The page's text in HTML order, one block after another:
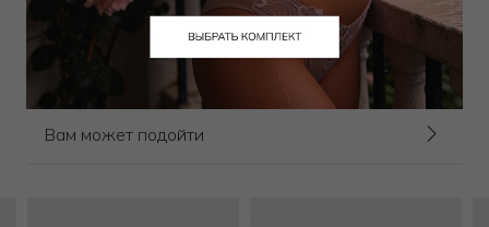
5 000₽ 3 150₽
Выбрать размер
10 000₽ 6 300₽
Выбрать размер
Вам может подойти